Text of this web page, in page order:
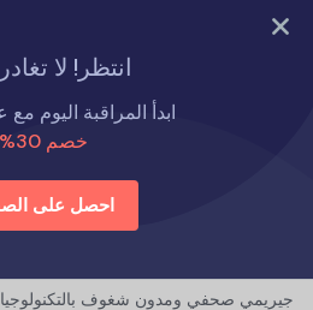
انتظر! لا
ابدأ المراقبة اليوم
خصم 30%
احصل على
جيريمي هاير
جيريمي صحفي ومدون شغوف بالتكنولوجيا